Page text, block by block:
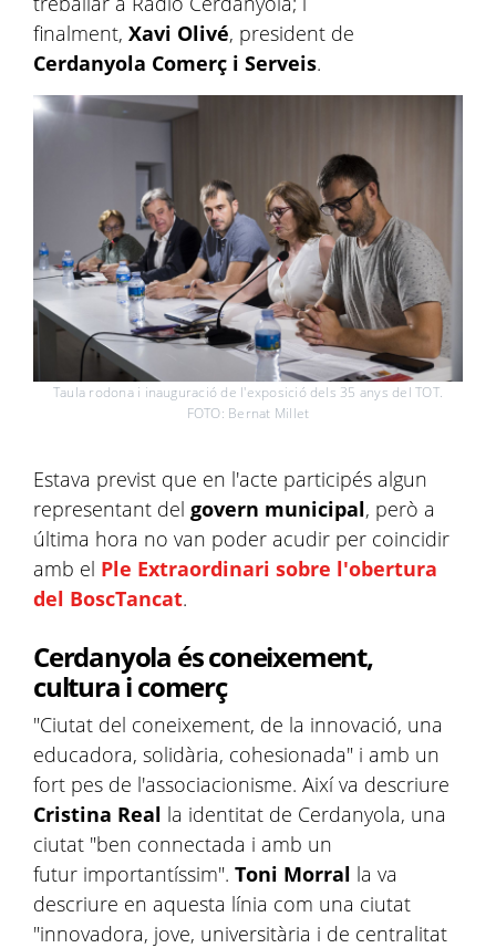
finalment, Xavi Olivé, president de
Cerdanyola Comerç i Serveis.
Taula rodona i inauguració de l'exposició dels 35 anys del TOT.
FOTO: Bernat Millet
Estava previst que en l'acte participés algun
representant del govern municipal, però a
última hora no van poder acudir per coincidir
amb el Ple Extraordinari sobre l'obertura
del BoscTancat.
Cerdanyola és coneixement,
cultura i comerç
"Ciutat del coneixement, de la innovació, una
educadora, solidària, cohesionada" i amb un
fort pes de l'associacionisme. Així va descriure
Cristina Real la identitat de Cerdanyola, una
ciutat "ben connectada i amb un
futur importantíssim". Toni Morral la va
descriure en aquesta línia com una ciutat
"innovadora, jove, universitària i de centralitat